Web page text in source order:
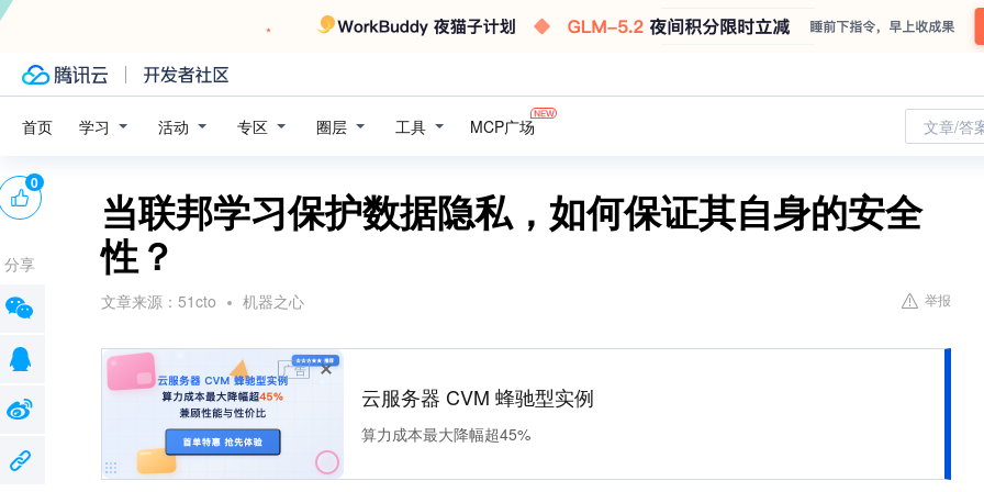
首页 学习 活动 专区 圈层 工具 MCP广场 文章/答
当联邦学习保护数据隐私，如何保证其自身的安全
性？
文章来源： 51cto 机器之心 举报
广告
云服务器 CVM 蜂驰型实例
算力成本最大降幅超45%
0
分享